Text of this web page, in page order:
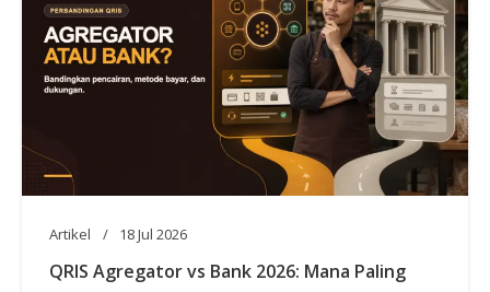
Artikel 18 Jul 2026
QRIS Agregator vs Bank 2026: Mana Paling